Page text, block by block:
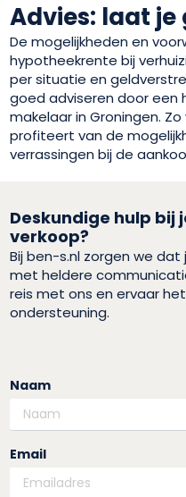
Advies: laat
De mogelijkheden en
hypotheekrente bij
per situatie en
goed adviseren door een
makelaar in Groningen.
profiteert van de
verrassingen bij de
Deskundige hulp bij
verkoop?
Bij ben-s.nl zorgen we
met heldere
reis met ons en ervaar
ondersteuning.
Naam
Email